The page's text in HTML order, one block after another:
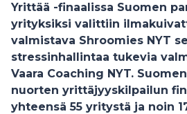
Yrittää -finaalissa Suomen
yrityksiksi valittiin
valmistava Shroomies NYT
stressinhallintaa tukevia
Vaara Coaching NYT.
nuorten yrittäjyyskilpailun
yhteensä 55 yritystä ja noin